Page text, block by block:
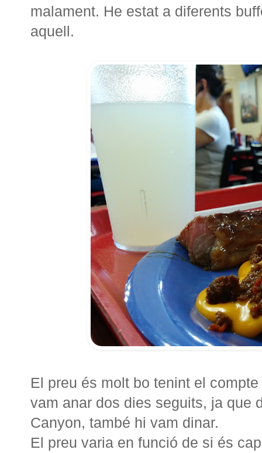
malament. He estat a diferents
aquell.
El preu és molt bo tenint el
vam anar dos dies seguits, ja que
Canyon, també hi vam dinar.
El preu varia en funció de si és